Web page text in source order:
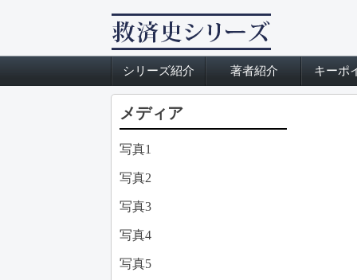
シリーズ紹介 著者紹介 キーポ
メディア
写真1
写真2
写真3
写真4
写真5